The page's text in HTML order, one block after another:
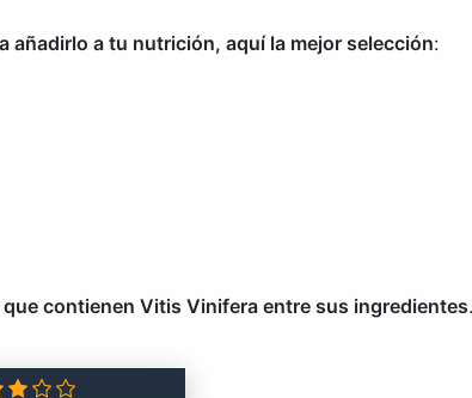
añadirlo a tu nutrición, aquí la mejor selección:
contienen Vitis Vinifera entre sus ingredientes.